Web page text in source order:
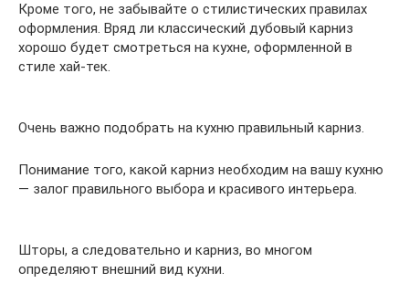
Кроме того, не забывайте о стилистических правилах
оформления. Вряд ли классический дубовый карниз
хорошо будет смотреться на кухне, оформленной в
стиле хай-тек.
Очень важно подобрать на кухню правильный карниз.
Понимание того, какой карниз необходим на вашу кухню
— залог правильного выбора и красивого интерьера.
Шторы, а следовательно и карниз, во многом
определяют внешний вид кухни.